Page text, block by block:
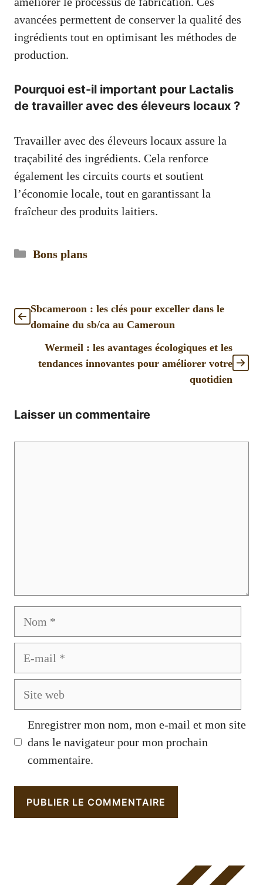
avancées permettent de conserver la qualité des
ingrédients tout en optimisant les méthodes de
production.
Pourquoi est-il important pour Lactalis
de travailler avec des éleveurs locaux ?
Travailler avec des éleveurs locaux assure la
traçabilité des ingrédients. Cela renforce
également les circuits courts et soutient
l’économie locale, tout en garantissant la
fraîcheur des produits laitiers.
Catégories
Bons plans
Sbcameroon : les clés pour exceller dans le
domaine du sb/ca au Cameroun
Wermeil : les avantages écologiques et les
tendances innovantes pour améliorer votre
quotidien
Laisser un commentaire
Enregistrer mon nom, mon e-mail et mon site
dans le navigateur pour mon prochain
commentaire.